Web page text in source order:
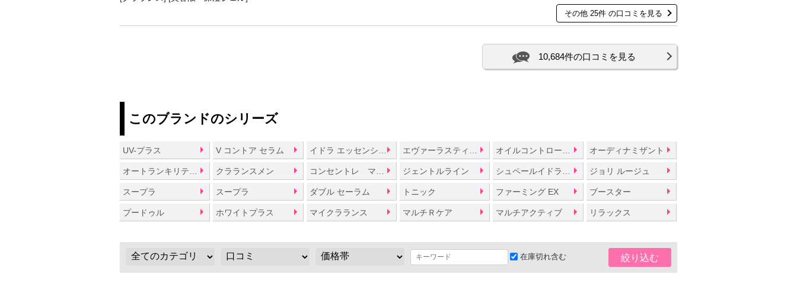
その他 25件 の口コミを見る
10,684件の口コミを見る
このブランドのシリーズ
UV-プラス V コントア セラム オーディナミザント
クラランスメン ジェントルライン ジョリ ルージュ
スープラ スープラ ダブル セーラム トニック ファーミング EX ブースター
プードゥル ホワイトプラス マイクラランス マルチＲケア マルチアクティブ リラックス
在庫切れ含む 絞り込む